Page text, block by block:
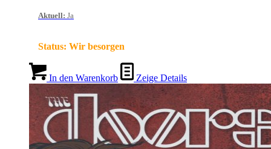
Aktuell: Ja
Status: Wir besorgen
In den Warenkorb Zeige Details